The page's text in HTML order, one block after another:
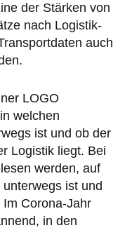
der Stärken von
nach Logistik-
auch
LOGO
welchen
ist und ob der
Logistik liegt. Bei
werden, auf
ist und
Corona-Jahr
in den